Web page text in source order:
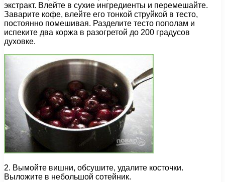
экстракт. Влейте в сухие ингредиенты и перемешайте.
Заварите кофе, влейте его тонкой струйкой в тесто,
постоянно помешивая. Разделите тесто пополам и
испеките два коржа в разогретой до 200 градусов
духовке.
2. Вымойте вишни, обсушите, удалите косточки.
Выложите в небольшой сотейник.